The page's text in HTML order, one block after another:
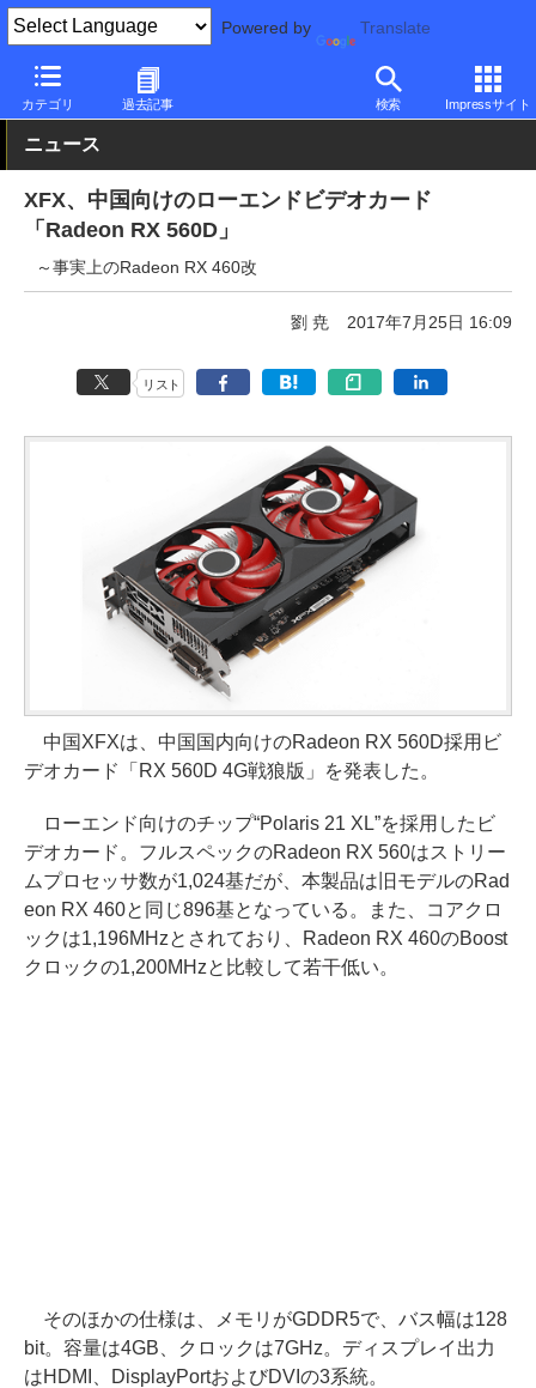
Powered by Translate
カテゴリ 過去記事 検索 Impressサイト
PC Watch 半導体/周辺機器
ニュース
XFX、中国向けのローエンドビデオカード
「Radeon RX 560D」
～事実上のRadeon RX 460改
劉 尭 2017年7月25日 16:09
リスト
中国XFXは、中国国内向けのRadeon RX 560D採用ビ
デオカード「RX 560D 4G戦狼版」を発表した。
ローエンド向けのチップ“Polaris 21 XL”を採用したビ
デオカード。フルスペックのRadeon RX 560はストリー
ムプロセッサ数が1,024基だが、本製品は旧モデルのRad
eon RX 460と同じ896基となっている。また、コアクロ
ックは1,196MHzとされており、Radeon RX 460のBoost
クロックの1,200MHzと比較して若干低い。
そのほかの仕様は、メモリがGDDR5で、バス幅は128
bit。容量は4GB、クロックは7GHz。ディスプレイ出力
はHDMI、DisplayPortおよびDVIの3系統。